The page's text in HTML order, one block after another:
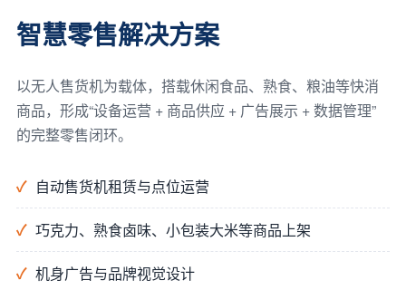
智慧零售解决方案
以无人售货机为载体，搭载休闲食品、熟食、粮油等快消
商品，形成“设备运营 + 商品供应 + 广告展示 + 数据管理”
的完整零售闭环。
自动售货机租赁与点位运营
巧克力、熟食卤味、小包装大米等商品上架
机身广告与品牌视觉设计